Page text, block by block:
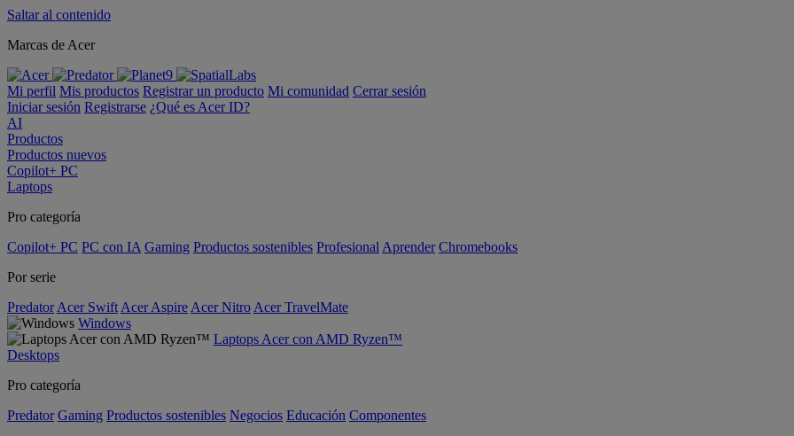
Saltar al contenido
Marcas de Acer
Mi perfil Mis productos Registrar un producto Mi comunidad Cerrar sesión
Iniciar sesión Registrarse ¿Qué es Acer ID?
AI
Productos
Productos nuevos
Copilot+ PC
Laptops
Pro categoría
Copilot+ PC PC con IA Gaming Productos sostenibles Profesional Aprender Chromebooks
Por serie
Predator Acer Swift Acer Aspire Acer Nitro Acer TravelMate
Windows
Laptops Acer con AMD Ryzen™
Desktops
Pro categoría
Predator Gaming Productos sostenibles Negocios Educación Componentes